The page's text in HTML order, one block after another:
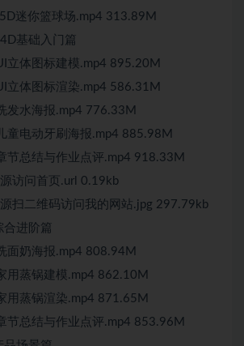
迷你篮球场.mp4 313.89M
基础入门篇
立体图标建模.mp4 895.20M
立体图标渲染.mp4 586.31M
发水海报.mp4 776.33M
童电动牙刷海报.mp4 885.98M
节总结与作业点评.mp4 918.33M
访问首页.url 0.19kb
扫二维码访问我的网站.jpg 297.79kb
进阶篇
面奶海报.mp4 808.94M
用蒸锅建模.mp4 862.10M
用蒸锅渲染.mp4 871.65M
节总结与作业点评.mp4 853.96M